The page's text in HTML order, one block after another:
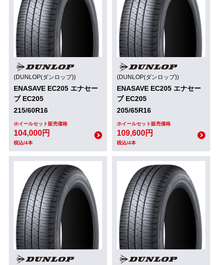
(DUNLOP(ダンロップ))
ENASAVE EC205 エナセー
ブ EC205
215/60R16
ホイールセット販売価格
104,000円
税込/4本
(DUNLOP(ダンロップ))
ENASAVE EC205 エナセー
ブ EC205
205/65R16
ホイールセット販売価格
109,600円
税込/4本